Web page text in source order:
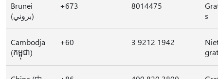
Brunei
(بروني)
+673 8014475
s
Cambodja
(កម្ពុជា)
+60 3 9212 1942